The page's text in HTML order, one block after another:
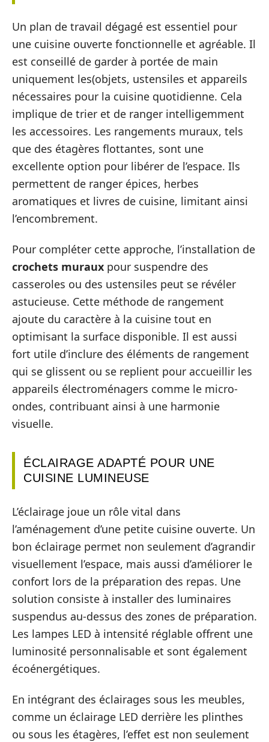
Un plan de travail dégagé est essentiel pour
une cuisine ouverte fonctionnelle et agréable. Il
est conseillé de garder à portée de main
uniquement les(objets, ustensiles et appareils
nécessaires pour la cuisine quotidienne. Cela
implique de trier et de ranger intelligemment
les accessoires. Les rangements muraux, tels
que des étagères flottantes, sont une
excellente option pour libérer de l’espace. Ils
permettent de ranger épices, herbes
aromatiques et livres de cuisine, limitant ainsi
l’encombrement.
Pour compléter cette approche, l’installation de
crochets muraux pour suspendre des
casseroles ou des ustensiles peut se révéler
astucieuse. Cette méthode de rangement
ajoute du caractère à la cuisine tout en
optimisant la surface disponible. Il est aussi
fort utile d’inclure des éléments de rangement
qui se glissent ou se replient pour accueillir les
appareils électroménagers comme le micro-
ondes, contribuant ainsi à une harmonie
visuelle.
ÉCLAIRAGE ADAPTÉ POUR UNE
CUISINE LUMINEUSE
L’éclairage joue un rôle vital dans
l’aménagement d’une petite cuisine ouverte. Un
bon éclairage permet non seulement d’agrandir
visuellement l’espace, mais aussi d’améliorer le
confort lors de la préparation des repas. Une
solution consiste à installer des luminaires
suspendus au-dessus des zones de préparation.
Les lampes LED à intensité réglable offrent une
luminosité personnalisable et sont également
écoénergétiques.
En intégrant des éclairages sous les meubles,
comme un éclairage LED derrière les plinthes
ou sous les étagères, l’effet est non seulement